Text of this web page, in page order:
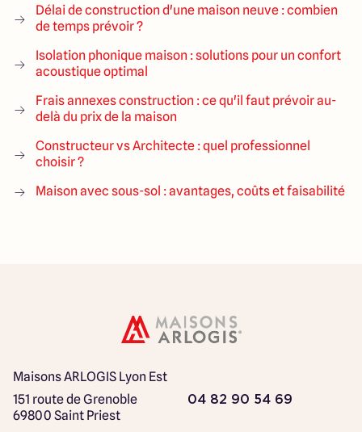
Délai de construction d'une maison neuve : combien
de temps prévoir ?
Isolation phonique maison : solutions pour un confort
acoustique optimal
Frais annexes construction : ce qu'il faut prévoir au-
delà du prix de la maison
Constructeur vs Architecte : quel professionnel
choisir ?
Maison avec sous-sol : avantages, coûts et faisabilité
Maisons ARLOGIS Lyon Est
151 route de Grenoble
69800 Saint Priest
04 82 90 54 69